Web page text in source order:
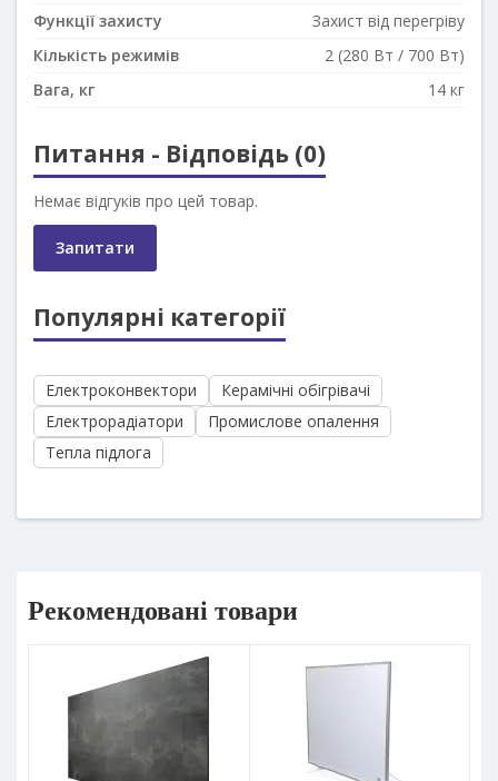
Функції захисту
Захист від перегріву
Кількість режимів
2 (280 Вт / 700 Вт)
Вага, кг
14 кг
Питання - Відповідь (0)
Немає відгуків про цей товар.
Запитати
Популярні категорії
Електроконвектори
Керамічні обігрівачі
Електрорадіатори
Промислове опалення
Тепла підлога
Рекомендовані товари